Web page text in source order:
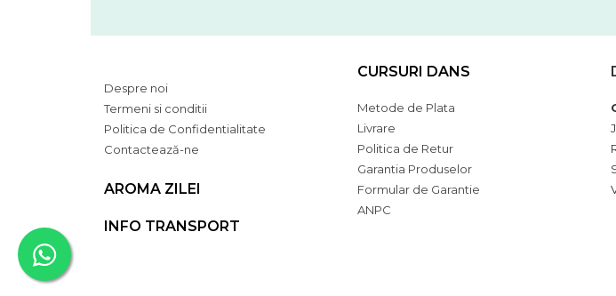
Despre noi
Termeni si conditii
Politica de Confidentialitate
Contactează-ne
AROMA ZILEI
INFO TRANSPORT
CURSURI DANS
Metode de Plata
Livrare
Politica de Retur
Garantia Produselor
Formular de Garantie
ANPC